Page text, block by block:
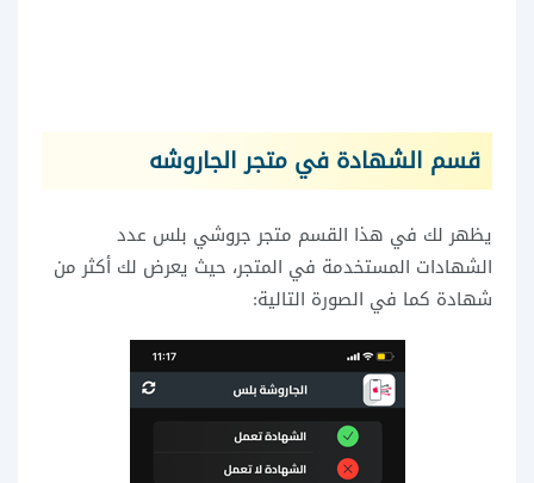
قسم الشهادة في متجر الجاروشه
يظهر لك في هذا القسم متجر جروشي بلس عدد
الشهادات المستخدمة في المتجر، حيث يعرض لك أكثر من
شهادة كما في الصورة التالية: